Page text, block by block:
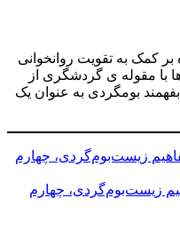
کمک به تقویت روانخوانی
با مقوله ی گردشگری از
بومگردی به عنوان یک
زیست‌بوم‌گردی، چهارم